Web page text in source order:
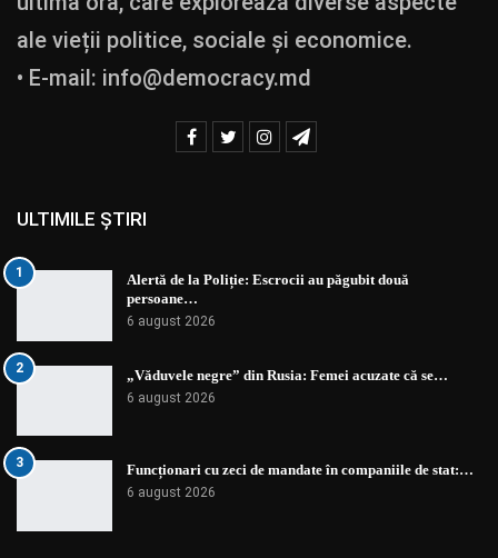
ale vieții politice, sociale și economice.
• E-mail: info@democracy.md
ULTIMILE ȘTIRI
1
Alertă de la Poliție: Escrocii au păgubit două
persoane…
6 august 2026
2 „Văduvele negre” din Rusia: Femei acuzate că se…
6 august 2026
3 Funcționari cu zeci de mandate în companiile de stat:…
6 august 2026